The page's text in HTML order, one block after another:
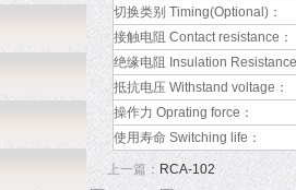
切换类别 Timing(Optional)：
接触电阻 Contact resistance：
绝缘电阻 Insulation
抵抗电压 Withstand voltage：
操作力 Oprating force：
使用寿命 Switching life：
上一篇： RCA-102